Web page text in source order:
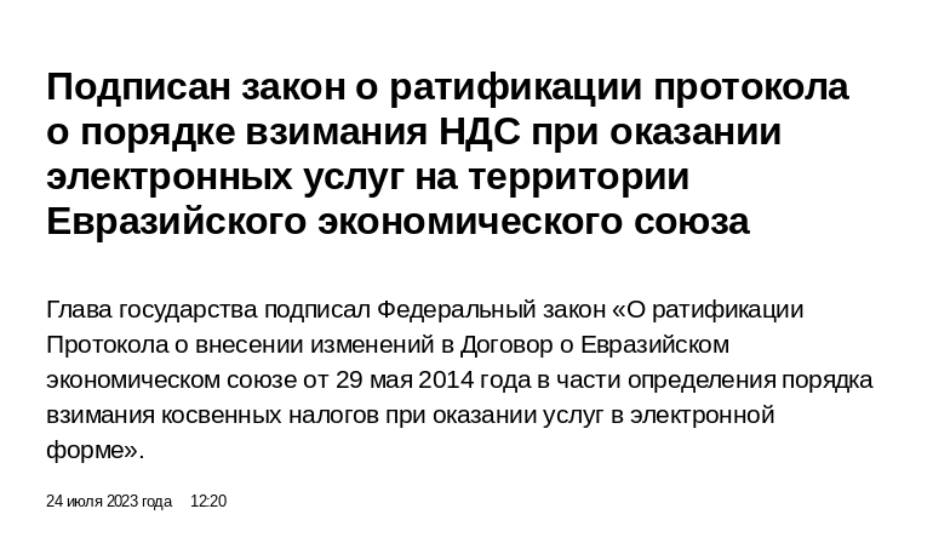
Подписан закон о ратификации протокола
о порядке взимания НДС при оказании
электронных услуг на территории
Евразийского экономического союза
Глава государства подписал Федеральный закон «О ратификации
Протокола о внесении изменений в Договор о Евразийском
экономическом союзе от 29 мая 2014 года в части определения порядка
взимания косвенных налогов при оказании услуг в электронной
форме».
24 июля 2023 года 12:20